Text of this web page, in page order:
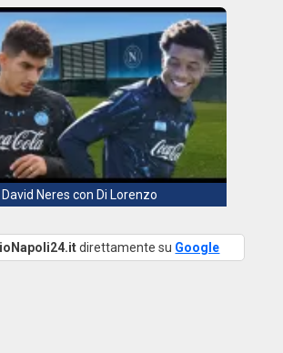
David Neres con Di Lorenzo
direttamente su Google